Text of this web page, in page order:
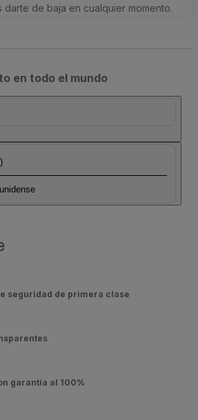
de baja en cualquier momento.
en todo el mundo
seguridad de primera clase
garantía al 100%